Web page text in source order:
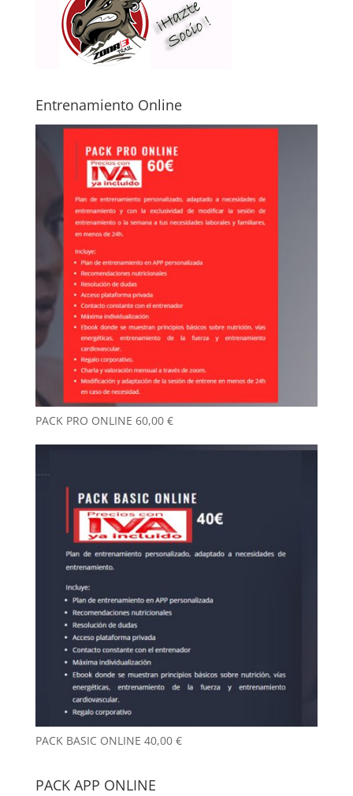
Entrenamiento Online
PACK PRO ONLINE 60,00 €
PACK BASIC ONLINE 40,00 €
PACK APP ONLINE